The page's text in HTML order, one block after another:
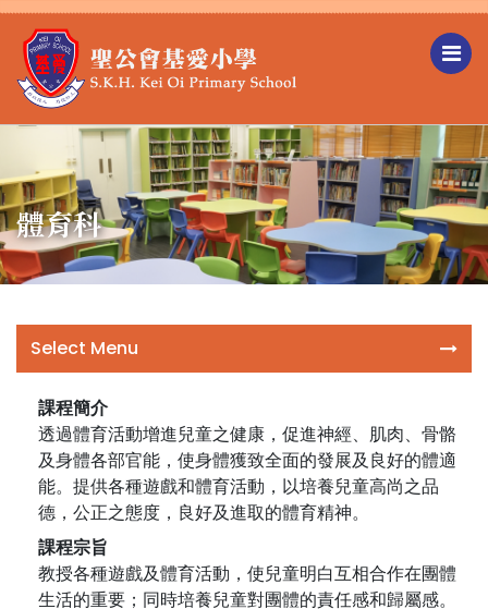
體育科
Select Menu
課程簡介
透過體育活動增進兒童之健康，促進神經、肌肉、骨骼
及身體各部官能，使身體獲致全面的發展及良好的體適
能。提供各種遊戲和體育活動，以培養兒童高尚之品
德，公正之態度，良好及進取的體育精神。
課程宗旨
教授各種遊戲及體育活動，使兒童明白互相合作在團體
生活的重要；同時培養兒童對團體的責任感和歸屬感。